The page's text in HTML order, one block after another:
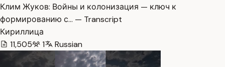
Клим Жуков: Войны и колонизация — ключ к
формированию с… — Transcript
Кириллица
11,505
1 Russian